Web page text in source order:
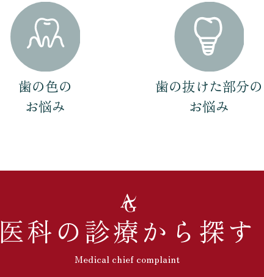
歯の色の
お悩み
歯の抜けた部分の
お悩み
医科の診療から探す
Medical chief complaint